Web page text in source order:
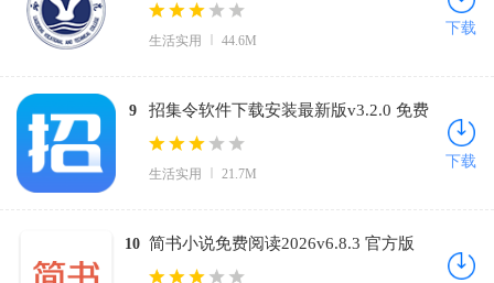
vLCZY_3.2.0 官方正版
生活实用 44.6M
下载
9
招集令软件下载安装最新版v3.2.0 免费
版
生活实用 21.7M
下载
10 简书小说免费阅读2026v6.8.3 官方版